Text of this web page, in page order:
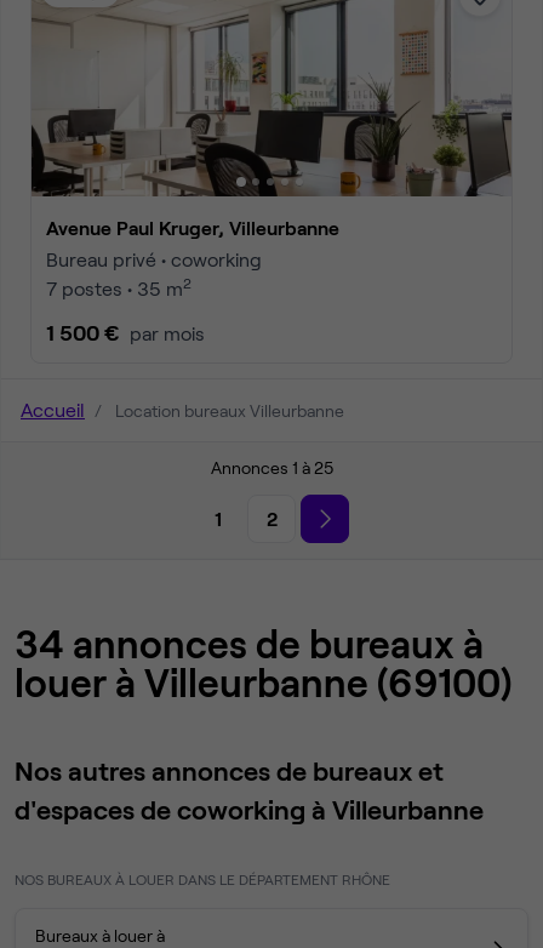
Avenue Paul Kruger, Villeurbanne
Bureau privé • coworking
7 postes • 35 m2
1 500 € par mois
Accueil Location bureaux Villeurbanne
Annonces 1 à 25
1 2
34 annonces de bureaux à
louer à Villeurbanne (69100)
Nos autres annonces de bureaux et
d'espaces de coworking à Villeurbanne
NOS BUREAUX À LOUER DANS LE DÉPARTEMENT RHÔNE
Bureaux à louer à